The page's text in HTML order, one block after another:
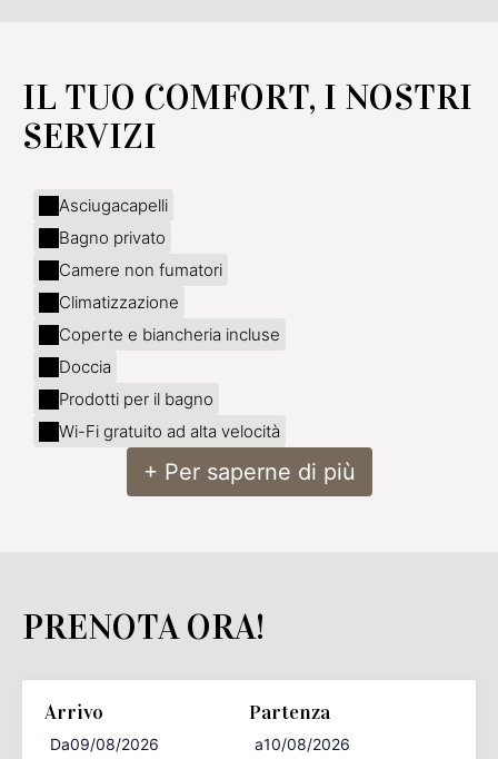
IL TUO COMFORT, I NOSTRI
SERVIZI
Asciugacapelli
Bagno privato
Camere non fumatori
Climatizzazione
Coperte e biancheria incluse
Doccia
Prodotti per il bagno
Wi-Fi gratuito ad alta velocità
+ Per saperne di più
PRENOTA ORA!
Arrivo
Da
Partenza
a